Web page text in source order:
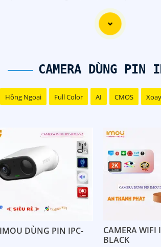
dễ dàng lắp đặt, bạn có thể tự cài đặt
xuất bởi một trong những công ty
lựa chọn hoàn hảo cho Camera Wifi
CAMERA DÙNG PIN
Hồng Ngoại Full Color AI CMOS
DÙNG PIN IPC-
CAMERA WIFI
BLACK